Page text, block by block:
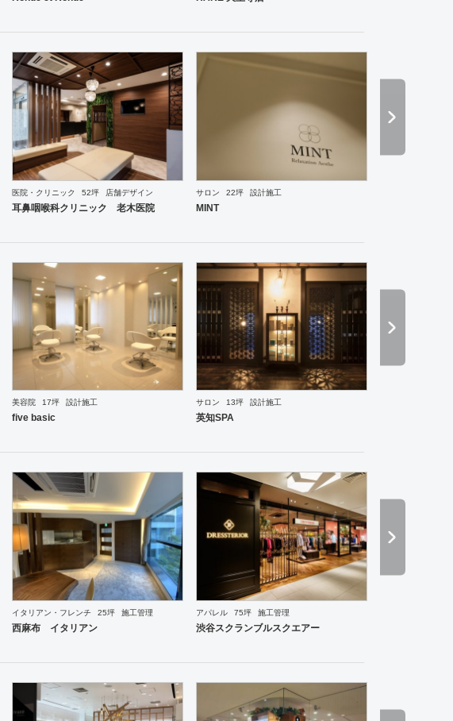
カフェ・パン・ケーキ ラーメン・そば・うどん 和食・寿司
医院・クリニック 52坪 店舗デザイン
耳鼻咽喉科クリニック 老木医院
サロン 22坪 設計施工
MINT
カフェ・パン・ケーキ 和食・寿司 焼肉・中華料理・韓国料理
美容院 17坪 設計施工
five basic
サロン 13坪 設計施工
英知SPA
趣味・文化 その他 ダイニング・バー イタリアン・フレンチ カフェ・パン・ケーキ その他
イタリアン・フレンチ 25坪 施工管理
西麻布 イタリアン
アパレル 75坪 施工管理
渋谷スクランブルスクエアー